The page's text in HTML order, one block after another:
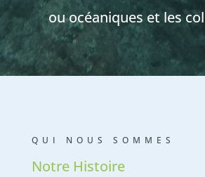
ou océaniques et les
QUI NOUS SOMMES
Notre Histoire